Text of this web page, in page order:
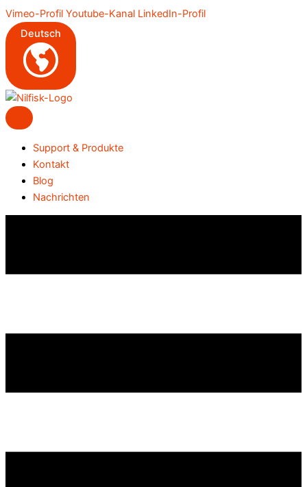
Zum
Inhalt
springen
Vimeo-Profil Youtube-Kanal LinkedIn-Profil
Deutsch
Support & Produkte
Kontakt
Blog
Nachrichten